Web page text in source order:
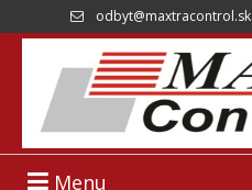
odbyt@maxtracontrol.sk
Menu